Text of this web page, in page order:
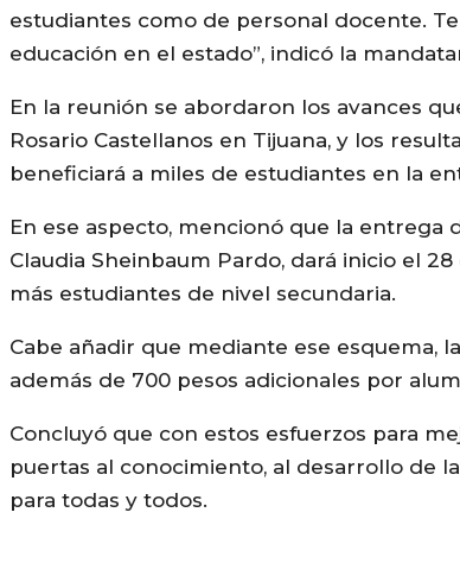
estudiantes como de personal docente.
educación en el estado”, indicó la
En la reunión se abordaron los avances
Rosario Castellanos en Tijuana, y los
beneficiará a miles de estudiantes en la
En ese aspecto, mencionó que la entrega
Claudia Sheinbaum Pardo, dará inicio el
más estudiantes de nivel secundaria.
Cabe añadir que mediante ese esquema,
además de 700 pesos adicionales por
Concluyó que con estos esfuerzos para
puertas al conocimiento, al desarrollo de
para todas y todos.